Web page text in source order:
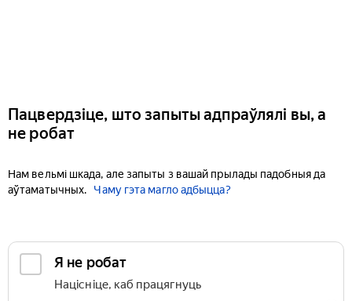
Пацвердзіце, што запыты адпраўлялі вы, а
не робат
Нам вельмі шкада, але запыты з вашай прылады падобныя да
аўтаматычных.
Чаму гэта магло адбыцца?
Я не робат
Націсніце, каб працягнуць